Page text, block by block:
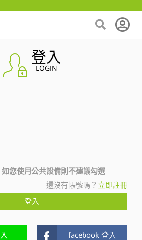
登入
LOGIN
您使用公共設備則不建議勾選
還沒有帳號嗎？ 立即註冊
登入
facebook 登入